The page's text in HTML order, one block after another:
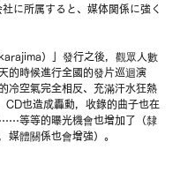
に所属すると、媒体関係に強く
）」發行之後，觀眾人數
的時候進行全國的發片巡迴演
冷空氣完全相反、充滿汗水狂熱
CD也造成轟動，收錄的曲子也在
等等的曝光機會也增加了（隸
媒體關係也會增強）。